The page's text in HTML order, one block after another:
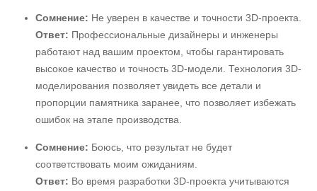
Сомнение: Не уверен в качестве и точности 3D-проекта.
Ответ: Профессиональные дизайнеры и инженеры
работают над вашим проектом, чтобы гарантировать
высокое качество и точность 3D-модели. Технология 3D-
моделирования позволяет увидеть все детали и
пропорции памятника заранее, что позволяет избежать
ошибок на этапе производства.
Сомнение: Боюсь, что результат не будет
соответствовать моим ожиданиям.
Ответ: Во время разработки 3D-проекта учитываются